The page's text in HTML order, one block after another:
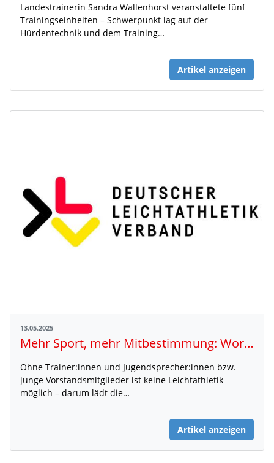
Landestrainerin Sandra Wallenhorst veranstaltete fünf
Trainingseinheiten – Schwerpunkt lag auf der
Hürdentechnik und dem Training…
Artikel anzeigen
13.05.2025
Mehr Sport, mehr Mitbestimmung: Workshop für Jungtrainer:innen & Jugendsprecher:innen
Ohne Trainer:innen und Jugendsprecher:innen bzw.
junge Vorstandsmitglieder ist keine Leichtathletik
möglich – darum lädt die…
Artikel anzeigen